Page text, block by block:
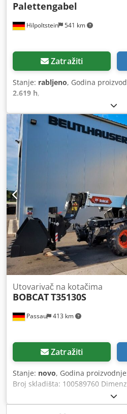
Hilpoltstein 541 km
Palettengabel
Zatražiti
Stanje: rabljeno, Godina
2.619 h,
Passau 413 km
Utovarivač na kotačima
BOBCATT35130S
Zatražiti
Stanje: novo, Godina
Broj skladišta: 100589760
V): 0 x 0 x 0 ---- Klima-uređaj,
ventilator za promjenu smjera